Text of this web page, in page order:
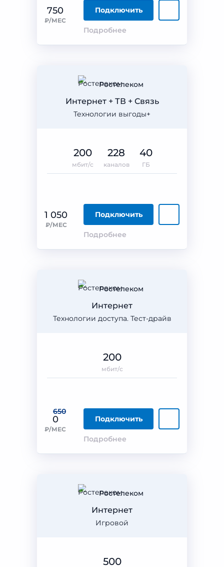
750
₽/МЕС
Подключить
Подробнее
Ростелеком
Технологии выгоды+
Интернет + ТВ + Связь
1 050
₽/МЕС
Подключить
Подробнее
200
мбит/с
228
каналов
40
ГБ
Ростелеком
Технологии доступа. Тест-драйв
Интернет
650
0
₽/МЕС
Подключить
Подробнее
200
мбит/с
Ростелеком
Игровой
Интернет
500